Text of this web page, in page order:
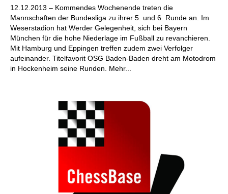
12.12.2013 – Kommendes Wochenende treten die
Mannschaften der Bundesliga zu ihrer 5. und 6. Runde an. Im
Weserstadion hat Werder Gelegenheit, sich bei Bayern
München für die hohe Niederlage im Fußball zu revanchieren.
Mit Hamburg und Eppingen treffen zudem zwei Verfolger
aufeinander. Titelfavorit OSG Baden-Baden dreht am Motodrom
in Hockenheim seine Runden. Mehr...